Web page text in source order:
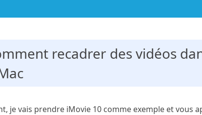
recadrer des vidéos
je vais prendre iMovie 10 comme exemple et vous